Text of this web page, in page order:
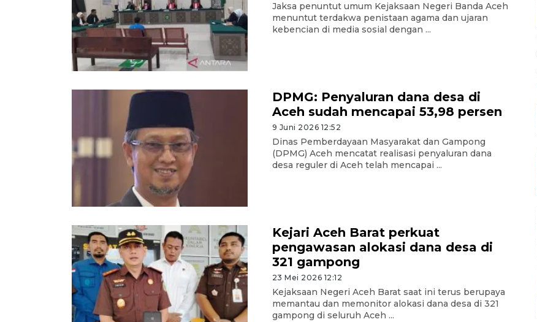
Jaksa penuntut umum Kejaksaan Negeri Banda Aceh
menuntut terdakwa penistaan agama dan ujaran
kebencian di media sosial dengan ...
DPMG: Penyaluran dana desa di
Aceh sudah mencapai 53,98 persen
9 Juni 2026 12:52
Dinas Pemberdayaan Masyarakat dan Gampong
(DPMG) Aceh mencatat realisasi penyaluran dana
desa reguler di Aceh telah mencapai ...
Kejari Aceh Barat perkuat
pengawasan alokasi dana desa di
321 gampong
23 Mei 2026 12:12
Kejaksaan Negeri Aceh Barat saat ini terus berupaya
memantau dan memonitor alokasi dana desa di 321
gampong di seluruh Aceh ...